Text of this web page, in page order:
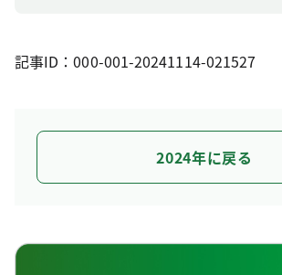
記事ID：000-001-20241114-021527
2024年に戻る